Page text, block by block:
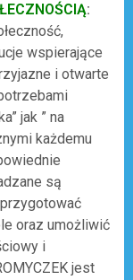
:
wspierające
i otwarte
jak ” na
każdemu
są
oraz umożliwić
i
jest